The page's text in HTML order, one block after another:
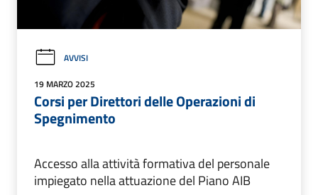
AVVISI
19 MARZO 2025
Corsi per Direttori delle Operazioni di
Spegnimento
Accesso alla attività formativa del personale
impiegato nella attuazione del Piano AIB